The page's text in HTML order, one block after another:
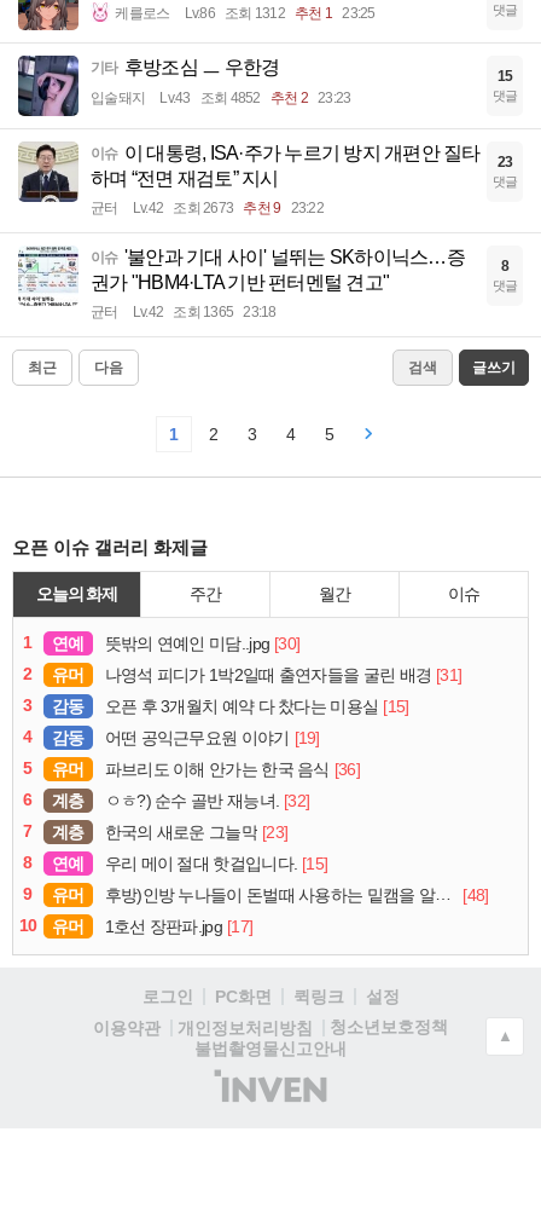
케를로스 Lv.86 조회 1312 추천 1 23:25 댓글
기타 후방조심 ㅡ 우한경
입술돼지 Lv.43 조회 4852 추천 2 23:23
15
댓글
이슈 이 대통령, ISA·주가 누르기 방지 개편안 질타
하며 “전면 재검토” 지시
균터 Lv.42 조회 2673 추천 9 23:22
23
댓글
이슈 '불안과 기대 사이' 널뛰는 SK하이닉스…증
권가 "HBM4·LTA 기반 펀터멘털 견고"
균터 Lv.42 조회 1365 23:18
8
댓글
최근 다음 검색 글쓰기
1 2 3 4 5
오픈 이슈 갤러리 화제글
오늘의 화제 주간 월간 이슈
1 연예 뜻밖의 연예인 미담..jpg [30]
2
유머 나영석 피디가 1박2일때 출연자들을 굴린 배경 [31]
3
감동 오픈 후 3개월치 예약 다 찼다는 미용실 [15]
4
감동 어떤 공익근무요원 이야기 [19]
5
유머 파브리도 이해 안가는 한국 음식 [36]
6
계층 ㅇㅎ?) 순수 골반 재능녀. [32]
7
계층 한국의 새로운 그늘막 [23]
8
연예 우리 메이 절대 핫걸입니다. [15]
9
유머 후방)인방 누나들이 돈벌때 사용하는 밑캠을 알아보자
[48]
10
유머 1호선 장판파.jpg [17]
로그인 PC화면 퀵링크
설정
이용약관
개인정보처리방침
청소년보호정책
불법촬영물신고안내
(주)
인
▲